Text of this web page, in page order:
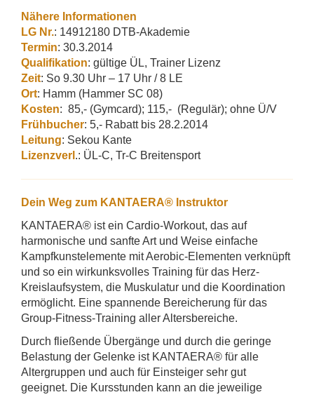
Nähere Informationen
LG Nr.: 14912180 DTB-Akademie
Termin: 30.3.2014
Qualifikation: gültige ÜL, Trainer Lizenz
Zeit: So 9.30 Uhr – 17 Uhr / 8 LE
Ort: Hamm (Hammer SC 08)
Kosten: 85,- (Gymcard); 115,- (Regulär); ohne Ü/V
Frühbucher: 5,- Rabatt bis 28.2.2014
Leitung: Sekou Kante
Lizenzverl .: ÜL-C, Tr-C Breitensport
Dein Weg zum KANTAERA® Instruktor
KANTAERA® ist ein Cardio-Workout, das auf
harmonische und sanfte Art und Weise einfache
Kampfkunstelemente mit Aerobic-Elementen verknüpft
und so ein wirkunksvolles Training für das Herz-
Kreislaufsystem, die Muskulatur und die Koordination
ermöglicht. Eine spannende Bereicherung für das
Group-Fitness-Training aller Altersbereiche.
Durch fließende Übergänge und durch die geringe
Belastung der Gelenke ist KANTAERA® für alle
Altergruppen und auch für Einsteiger sehr gut
geeignet. Die Kursstunden kann an die jeweilige